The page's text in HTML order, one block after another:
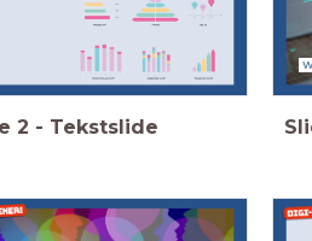
2 - Tekstslide